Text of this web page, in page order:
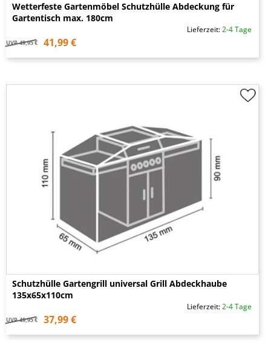
Wetterfeste Gartenmöbel Schutzhülle Abdeckung für
Gartentisch max. 180cm
Lieferzeit:2-4 Tage
UVP 49,95 € 41,99 €
Schutzhülle Gartengrill universal Grill Abdeckhaube
135x65x110cm
Lieferzeit:2-4 Tage
UVP 49,95 € 37,99 €